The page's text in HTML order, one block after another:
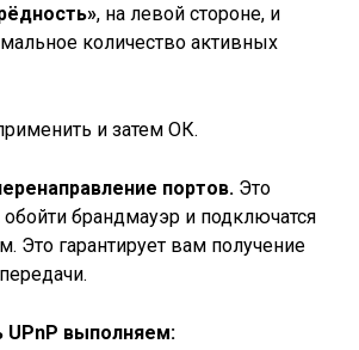
, на левой стороне, и
количество активных
и затем ОК.
портов. Это
обойти брандмауэр и подключатся
Это гарантирует вам получение
выполняем: